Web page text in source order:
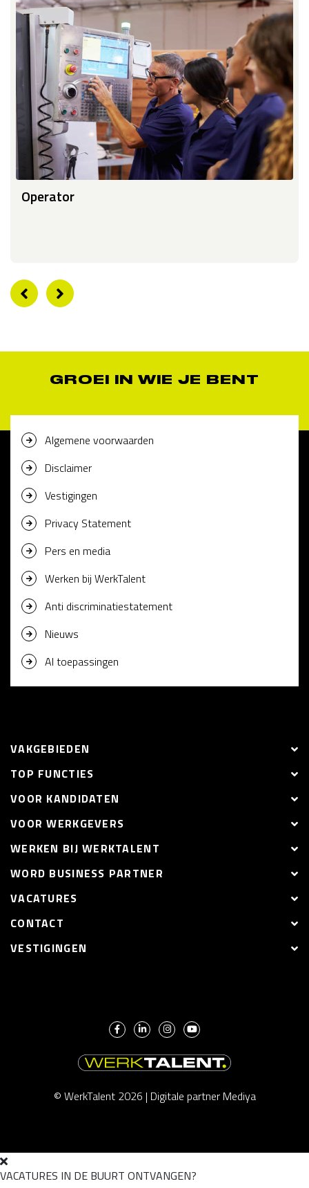
Operator
GROEI IN WIE JE BENT
Algemene voorwaarden
Disclaimer
Vestigingen
Privacy Statement
Pers en media
Werken bij WerkTalent
Anti discriminatiestatement
Nieuws
AI toepassingen
VAKGEBIEDEN
TOP FUNCTIES
VOOR KANDIDATEN
VOOR WERKGEVERS
WERKEN BIJ WERKTALENT
WORD BUSINESS PARTNER
VACATURES
CONTACT
VESTIGINGEN
© WerkTalent 2026 | Digitale partner Mediya
VACATURES IN DE BUURT ONTVANGEN?